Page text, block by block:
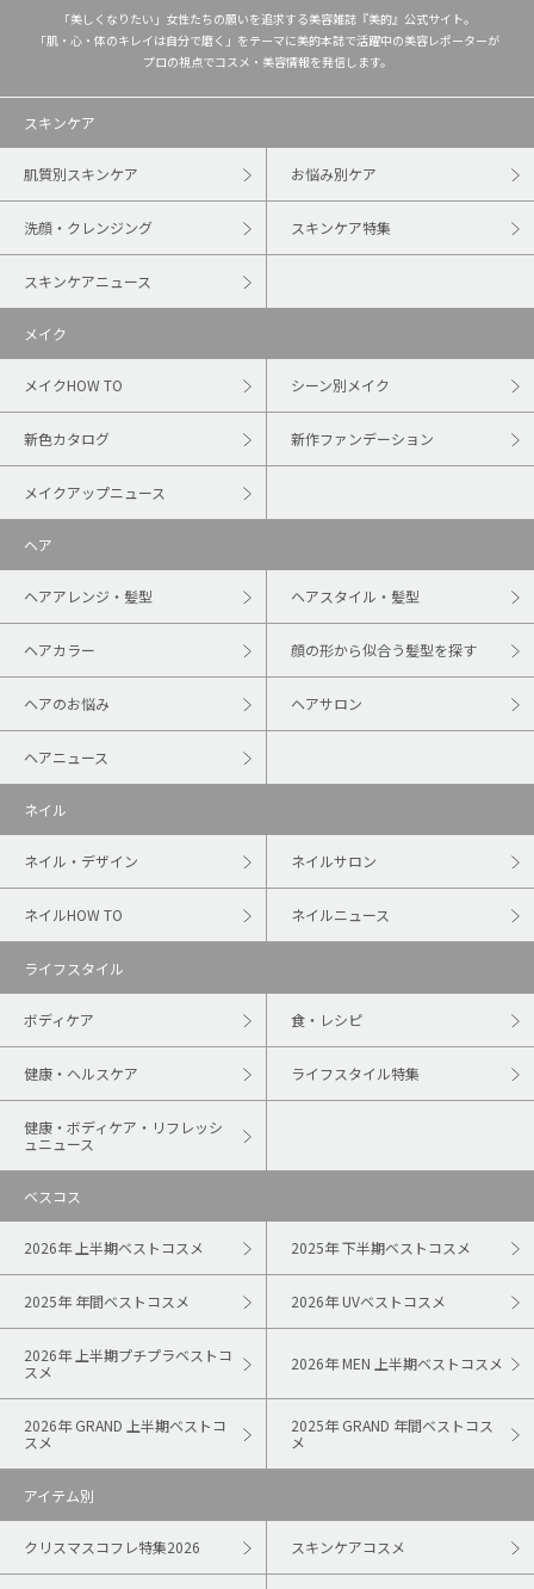
「美しくなりたい」女性たちの願いを追求する美容雑誌『美的』公式サイト。
「肌・心・体のキレイは自分で磨く」をテーマに美的本誌で活躍中の美容レポーターが
プロの視点でコスメ・美容情報を発信します。
スキンケア
肌質別スキンケア お悩み別ケア
洗顔・クレンジング スキンケア特集
スキンケアニュース
メイク
メイクHOW TO シーン別メイク
新色カタログ 新作ファンデーション
メイクアップニュース
ヘア
ヘアアレンジ・髪型 ヘアスタイル・髪型
ヘアカラー 顔の形から似合う髪型を探す
ヘアのお悩み ヘアサロン
ヘアニュース
ネイル
ネイル・デザイン ネイルサロン
ネイルHOW TO ネイルニュース
ライフスタイル
ボディケア 食・レシピ
健康・ヘルスケア ライフスタイル特集
健康・ボディケア・リフレッシ
ュニュース
ベスコス
2026年 上半期ベストコスメ 2025年 下半期ベストコスメ
2025年 年間ベストコスメ 2026年 UVベストコスメ
2026年 上半期プチプラベストコ
スメ
2026年 MEN 上半期ベストコスメ
2026年 GRAND 上半期ベストコ
スメ
2025年 GRAND 年間ベストコス
メ
アイテム別
クリスマスコフレ特集2026 スキンケアコスメ